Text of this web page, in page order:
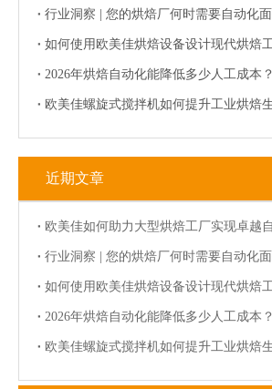
行业洞察 | 您的烘焙厂何时需要自动化
如何使用欧美佳烘焙设备设计现代烘焙
近期文章
欧美佳如何助力大型烘焙工厂实现卓越
行业洞察 | 您的烘焙厂何时需要自动化
如何使用欧美佳烘焙设备设计现代烘焙